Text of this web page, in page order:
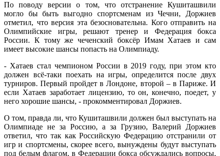
По поводу версии о том, что отстранение Кушиташвили
могло бы быть выгодно спортсменам из Чечни, Доржиев
отметил, что версия эта безосновательна. Кого отправить на
Олимпийские игры, решают тренер и Федерация бокса
России. К тому же чеченский боксёр Имам Хатаев и сам
имеет высокие шансы попасть на Олимпиаду.
- Хатаев стал чемпионом России в 2019 году, при этом кто
должен всё-таки поехать на игры, определится после двух
турниров. Первый пройдет в Лондоне, второй – в Париже. И
если Хатаев заработает лицензию, то он, конечно, поедет, у
него хорошие шансы, - прокомментировал Доржиев.
О том, правда ли, что Кушиташвили должен был выступать на
Олимпиаде не за Россию, а за Грузию, Валерий Доржиев
ответил, что так как Российскую Федерацию отстранили от
игр и спортсмены, скорее всего, вынуждены будут выступать
под белым флагом, в Федерации бокса обсуждались вопросы,